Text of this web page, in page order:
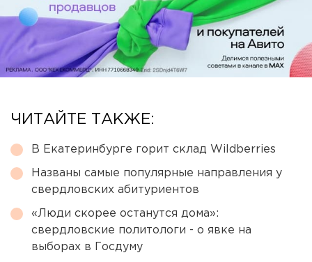
ЧИТАЙТЕ ТАКЖЕ:
В Екатеринбурге горит склад Wildberries
Названы самые популярные направления у
свердловских абитуриентов
«Люди скорее останутся дома»:
свердловские политологи - о явке на
выборах в Госдуму